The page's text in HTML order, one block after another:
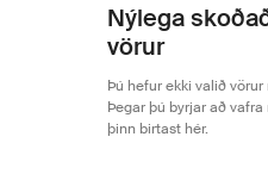
Nýlega
vörur
Þú hefur ekki valið vörur
Þegar þú byrjar að
þinn birtast hér.